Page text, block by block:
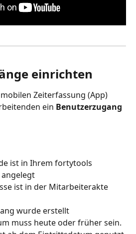
einrichten
Zeiterfassung (App)
ein Benutzerzugang
ist in Ihrem fortytools
angelegt
ist in der Mitarbeiterakte
wurde erstellt
muss heute oder früher sein.